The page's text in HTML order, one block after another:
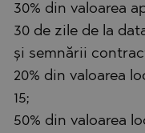
30% din valoarea
30 de zile de la
și semnării
20% din valoarea
15;
50% din valoarea